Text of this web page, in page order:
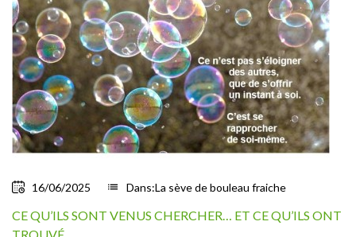
16/06/2025 list Dans:La sève de bouleau fraiche
CE QU’ILS SONT VENUS CHERCHER… ET CE QU’ILS ONT